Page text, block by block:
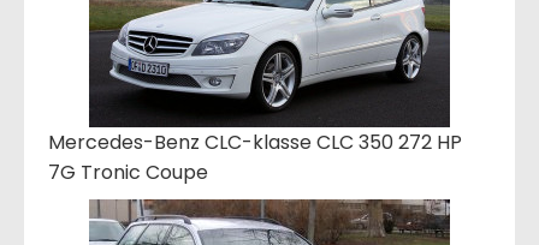
Mercedes-Benz CLC-klasse CLC 350 272 HP
7G Tronic Coupe